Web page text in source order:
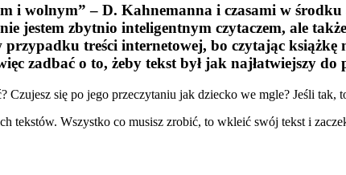
i wolnym” – D. Kahnemanna i czasami w
jestem zbytnio inteligentnym czytaczem, ale
treści internetowej, bo czytając książkę
zadbać o to, żeby tekst był jak najłatwiejszy do
Czujesz się po jego przeczytaniu jak dziecko we mgle? Jeśli tak,
tekstów. Wszystko co musisz zrobić, to wkleić swój tekst i